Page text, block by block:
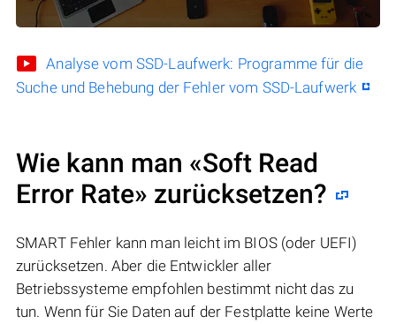
Analyse vom SSD-Laufwerk: Programme für die
Suche und Behebung der Fehler vom SSD-Laufwerk
Wie kann man «Soft Read
Error Rate» zurücksetzen?
SMART Fehler kann man leicht im BIOS (oder UEFI)
zurücksetzen. Aber die Entwickler aller
Betriebssysteme empfohlen bestimmt nicht das zu
tun. Wenn für Sie Daten auf der Festplatte keine Werte